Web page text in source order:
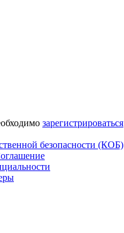
зарегистрироваться
безопасности (КОБ)